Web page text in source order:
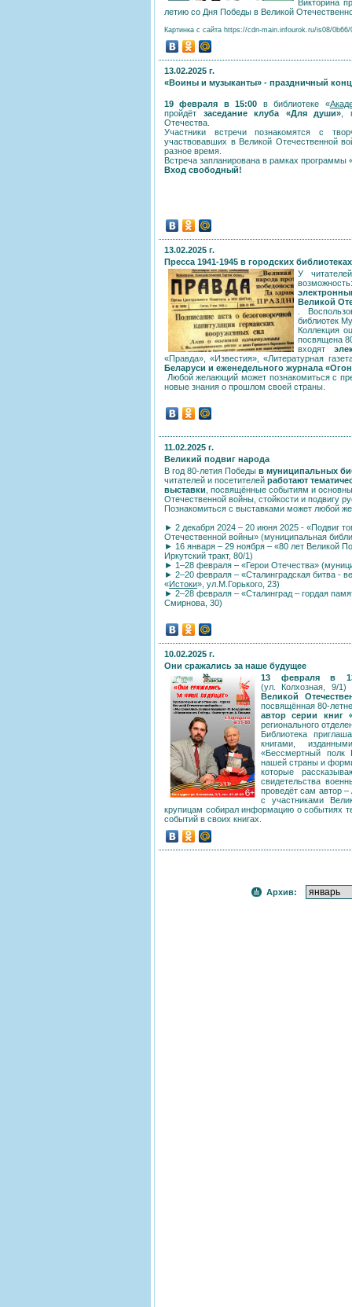
Викторина
летию со Дня Победы в Великой
Картинка с сайта https://cdn-main.infourok.ru/is08/
13.02.2025 г.
«Воины и музыканты» - праздничный
19 февраля в 15:00 в библиотеке «
пройдёт заседание клуба «Для души» ,
Отечества.
Участники встречи познакомятся с
участвовавших в Великой Отечественной
разное время.
Встреча запланирована в рамках программы
Вход свободный!
13.02.2025 г.
Пресса 1941-1945 в городских библиотеках
У
Великой
.
библиотек
Коллекция
посвящена
входят
«Правда», «Известия», «Литературная
Беларуси и еженедельного журнала
Любой желающий может познакомиться с
новые знания о прошлом своей страны.
11.02.2025 г.
Великий подвиг народа
В год 80-летия Победы в муниципальных
читателей и посетителей работают
выставки , посвящённые событиям и
Отечественной войны, стойкости и подвигу
Познакомиться с выставками может любой
► 2 декабря 2024 – 20 июня 2025 - «Подвиг
Отечественной войны» (муниципальная
► 16 января – 29 ноября – «80 лет Великой
Иркутский тракт, 80/1)
► 1–28 февраля – «Герои Отечества»
► 2–20 февраля – «Сталинградская битва -
«Истоки», ул.М.Горького, 23)
► 2–28 февраля – «Сталинград – гордая
Смирнова, 30)
10.02.2025 г.
Они сражались за наше будущее
13 февраля в
(ул. Колхозная, 9/1)
Великой
посвящённая 80-
автор серии книг
регионального
Библиотека
книгами,
«Бессмертный полк
нашей страны и
которые
свидетельства
проведёт сам автор
с участниками
крупицам собирал информацию о событиях
событий в своих книгах.
Архив: